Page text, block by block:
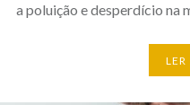
a poluição e desperdício na